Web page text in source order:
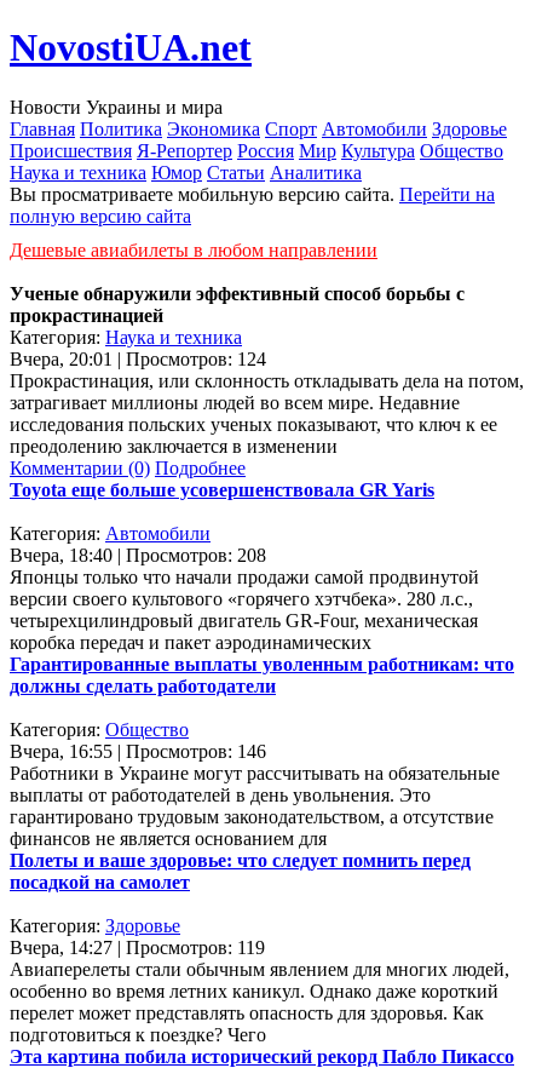
NovostiUA.net
Новости Украины и мира
Главная Политика Экономика Спорт Автомобили Здоровье
Происшествия Я-Репортер Россия Мир Культура Общество
Наука и техника Юмор Статьи Аналитика
Вы просматриваете мобильную версию сайта. Перейти на
полную версию сайта
Дешевые авиабилеты в любом направлении
Ученые обнаружили эффективный способ борьбы с
прокрастинацией
Категория: Наука и техника
Вчера, 20:01 | Просмотров: 124
Прокрастинация, или склонность откладывать дела на потом,
затрагивает миллионы людей во всем мире. Недавние
исследования польских ученых показывают, что ключ к ее
преодолению заключается в изменении
Комментарии (0) Подробнее
Toyota еще больше усовершенствовала GR Yaris
Категория: Автомобили
Вчера, 18:40 | Просмотров: 208
Японцы только что начали продажи самой продвинутой
версии своего культового «горячего хэтчбека». 280 л.с.,
четырехцилиндровый двигатель GR-Four, механическая
коробка передач и пакет аэродинамических
Гарантированные выплаты уволенным работникам: что
должны сделать работодатели
Категория: Общество
Вчера, 16:55 | Просмотров: 146
Работники в Украине могут рассчитывать на обязательные
выплаты от работодателей в день увольнения. Это
гарантировано трудовым законодательством, а отсутствие
финансов не является основанием для
Полеты и ваше здоровье: что следует помнить перед
посадкой на самолет
Категория: Здоровье
Вчера, 14:27 | Просмотров: 119
Авиаперелеты стали обычным явлением для многих людей,
особенно во время летних каникул. Однако даже короткий
перелет может представлять опасность для здоровья. Как
подготовиться к поездке? Чего
Эта картина побила исторический рекорд Пабло Пикассо